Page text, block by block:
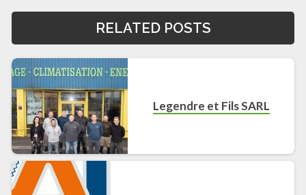
RELATED POSTS
Legendre et Fils SARL